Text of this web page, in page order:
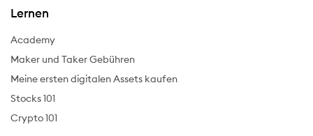
Lernen
Academy
Maker und Taker Gebühren
Meine ersten digitalen Assets kaufen
Stocks 101
Crypto 101